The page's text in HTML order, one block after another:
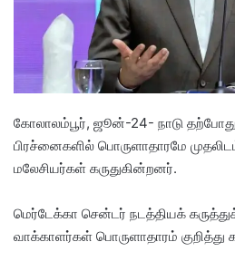
a
i
l
கோலாலம்பூர், ஜூன்-24- நாடு
பிரச்னைகளில் பொருளாதாரமே
மலேசியர்கள் கருதுகின்றனர்.
மெர்டேக்கா சென்டர் நடத்தியக்
வாக்காளர்கள் பொருளாதாரம்